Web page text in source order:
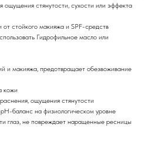
ощущения стянутости, сухости или эффекта
стойкого макияжа и SPF-средств
Гидрофильное масло или
и макияжа, предотвращает обезвоживание
кожи
ощущения стянутости
баланс на физиологическом уровне
глаз, не повреждает наращенные ресницы